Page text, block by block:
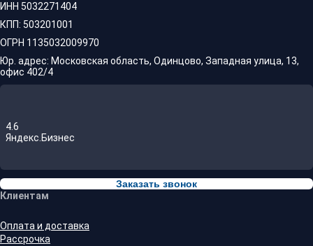
ИНН 5032271404
КПП: 503201001
ОГРН 1135032009970
Юр. адрес: Московская область, Одинцово, Западная улица, 13,
офис 402/4
4.6
Яндекс.Бизнес
Заказать звонок
Клиентам
Оплата и доставка
Рассрочка